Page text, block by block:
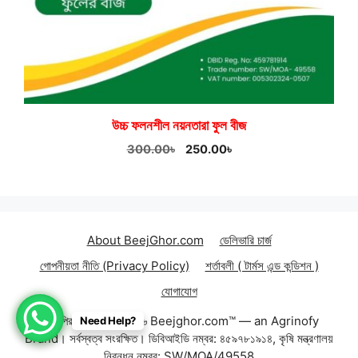
উচ্চ ফলনশীল নয়নতারা ফুল বীজ
300.00৳
Original
250.00৳Current
About BeejGhor.com
ডেলিভারি চার্জ
গোপনীয়তা নীতি (Privacy Policy)
শর্তাবলী ( টার্মস এন্ড কন্ডিশন )
যোগাযোগ
কপিরাইট © ২০২২- ২৬ Beejghor.com™ — an Agrinofy
Brand। সর্বস্বত্ব সংরক্ষিত। ডিবিআইডি নম্বর: ৪৫৯৭৮১৯১৪, কৃষি মন্ত্রণালয়
Item added to cart.
0 items -0.00৳
Checkout
Need Help?